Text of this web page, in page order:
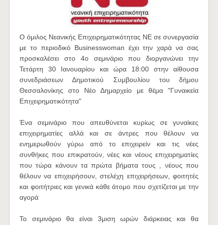
Ο όμιλος Νεανικής Επιχειρηματικότητας ΝΕ σε συνεργασία
με το περιοδικό Businesswoman έχει την χαρά να σας
προσκαλέσει στο 4o σεμινάριο που διοργανώνει την
Τετάρτη 30 Ιανουαρίου και ώρα 18:00 στην αίθουσα
συνεδριάσεων Δημοτικού Συμβουλίου του δήμου
Θεσσαλονίκης στο Νέο Δημαρχείο με θέμα "Γυναικεία
Επιχειρηματικότητα"
Ένα σεμινάριο που απευθύνεται κυρίως σε γυναίκες
επιχειρηματίες αλλά και σε άντρες που θέλουν να
ενημερωθούν γύρω από το επιχειρείν και τις νέες
συνθήκες που επικρατούν, νέες και νέους επιχειρηματίες
που τώρα κάνουν τα πρώτα βήματα τους , νέους που
θέλουν να επιχειρήσουν, στελέχη επιχειρήσεων, φοιτητές
και φοιτήτριες και γενικά κάθε άτομο που σχετίζεται με την
αγορά
Το σεμινάριο θα είναι 3μιση ωρών διάρκειας και θα